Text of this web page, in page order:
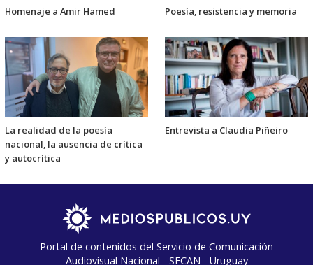
Homenaje a Amir Hamed Poesía, resistencia y memoria
La realidad de la poesía
nacional, la ausencia de crítica
y autocrítica
Entrevista a Claudia Piñeiro
Portal de contenidos del Servicio de Comunicación
Audiovisual Nacional - SECAN - Uruguay